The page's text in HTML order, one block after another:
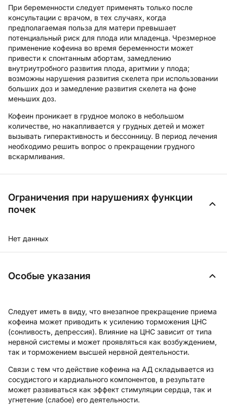
При беременности следует применять только после
консультации с врачом, в тех случаях, когда
предполагаемая польза для матери превышает
потенциальный риск для плода или младенца. Чрезмерное
применение кофеина во время беременности может
привести к спонтанным абортам, замедлению
внутриутробного развития плода, аритмии у плода;
возможны нарушения развития скелета при использовании
больших доз и замедление развития скелета на фоне
меньших доз.
Кофеин проникает в грудное молоко в небольшом
количестве, но накапливается у грудных детей и может
вызывать гиперактивность и бессонницу. В период лечения
необходимо решить вопрос о прекращении грудного
вскармливания.
Ограничения при нарушениях функции
почек
Нет данных
Особые указания
Следует иметь в виду, что внезапное прекращение приема
кофеина может приводить к усилению торможения ЦНС
(сонливость, депрессия). Влияние на ЦНС зависит от типа
нервной системы и может проявляться как возбуждением,
так и торможением высшей нервной деятельности.
Связи с тем что действие кофеина на АД складывается из
сосудистого и кардиального компонентов, в результате
может развиваться как эффект стимуляции сердца, так и
угнетение (слабое) его деятельности.